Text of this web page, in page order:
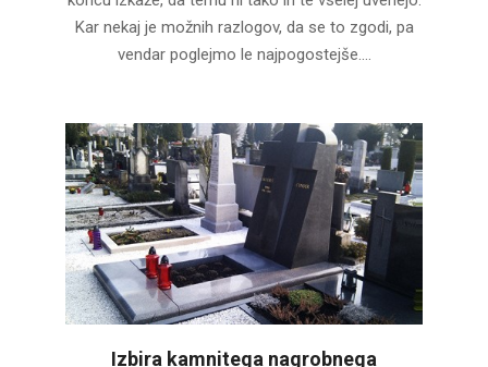
Kar nekaj je možnih razlogov, da se to zgodi, pa
vendar poglejmo le najpogostejše.…
Izbira kamnitega nagrobnega